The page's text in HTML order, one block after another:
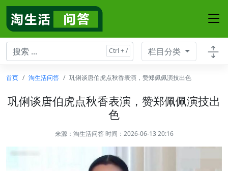
栏目分类
首页 淘生活问答 巩俐谈唐伯虎点秋香表演，赞郑佩佩演技出色
巩俐谈唐伯虎点秋香表演，赞郑佩佩演技出
色
来源： 淘生活问答 时间：2026-06-13 20:16